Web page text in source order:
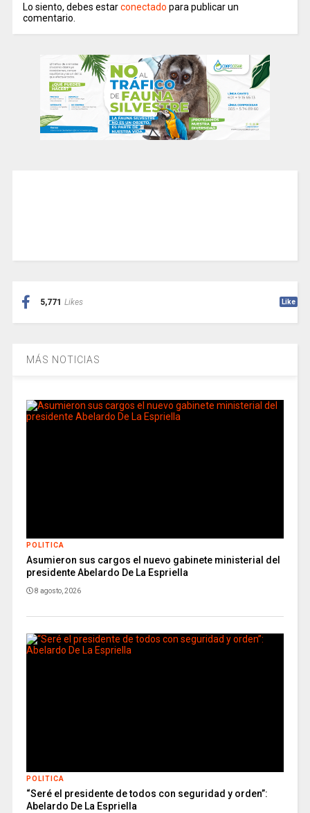
Lo siento, debes estarconectado para publicar un
comentario.
5,771 Likes Like
MÁS NOTICIAS
POLITICA
Asumieron sus cargos el nuevo gabinete ministerial del
presidente Abelardo De La Espriella
8 agosto, 2026
POLITICA
“Seré el presidente de todos con seguridad y orden”:
Abelardo De La Espriella